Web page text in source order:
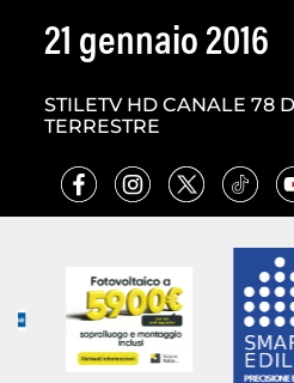
21 gennaio 2016
STILETV HD CANALE 78
TERRESTRE